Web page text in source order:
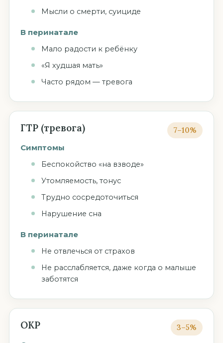
Мысли о смерти, суициде
В перинатале
Мало радости к ребёнку
«Я худшая мать»
Часто рядом — тревога
ГТР (тревога)
7–10%
Симптомы
Беспокойство «на взводе»
Утомляемость, тонус
Трудно сосредоточиться
Нарушение сна
В перинатале
Не отвлечься от страхов
Не расслабляется, даже когда о малыше
заботятся
ОКР
3–5%